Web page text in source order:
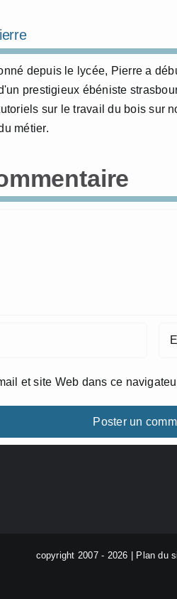
depuis le lycée, Pierre a
prestigieux ébéniste
sur le travail du bois sur
métier.
et site Web dans ce
copyright 2007 - 2026 | Plan du